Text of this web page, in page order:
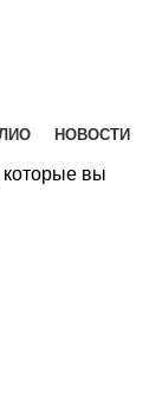
НОВОСТИ
которые вы